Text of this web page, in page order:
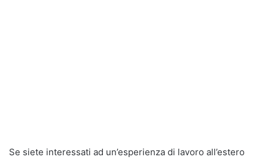
Se siete interessati ad un’esperienza di lavoro all’estero